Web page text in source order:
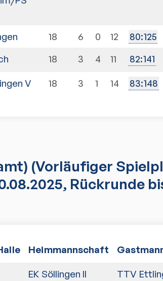
18 6 0 12 80:125
18 3 4 11 82:141
V 18 3 1 14 83:148
(Vorläufiger
Rückrunde
Heimmannschaft
EK Söllingen II TTV